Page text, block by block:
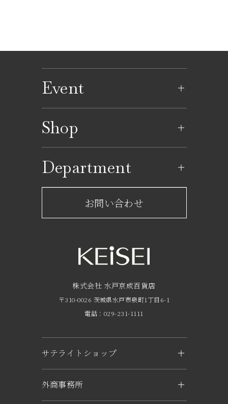
Event
イベントカレンダー
Shop
レストラン一覧
ショップからのお知らせ
フロアガイド
Department
サービスのご案内
京成友の会
京成ポイントカードについて
企業概要
求人情報
お問い合わせ
株式会社 水戸京成百貨店
〒310-0026 茨城県水戸市泉町1丁目6-1
電話：029-231-1111
サテライトショップ
KEiSEI ＆ owl（つくば）
外商事務所